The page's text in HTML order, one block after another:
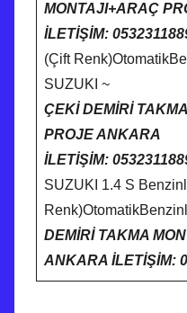
MONTAJI+ARAÇ
İLETİŞİM:
(Çift
SUZUKI ~
ÇEKİ DEMİRİ
PROJE ANKARA
İLETİŞİM:
SUZUKI 1.4 S
DEMİRİ TAKMA
ANKARA İLETİŞİM: